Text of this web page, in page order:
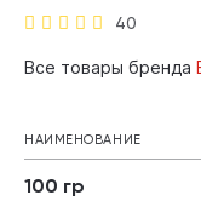
40
Все товары бренда
НАИМЕНОВАНИЕ
100 гр